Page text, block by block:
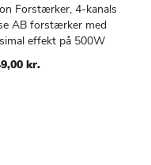
Læg i kurv
TILFØJ
TIL
ØNSKE
Forstærker, 4-kanals
AB forstærker med
effekt på 500W
kr.